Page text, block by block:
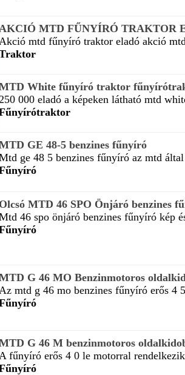
MTD FŰNYÍRÓ TRAKTOR
mtd fűnyíró traktor eladó akció
White fűnyíró traktor
000 eladó a képeken látható mtd
GE 48-5 benzines fűnyíró
ge 48 5 benzines fűnyíró az mtd
Olcsó MTD 46 SPO Önjáró benzines
46 spo önjáró benzines fűnyíró kép
G 46 MO Benzinmotoros
mtd g 46 mo benzines fűnyíró erős 4
G 46 M benzinmotoros
fűnyíró erős 4 0 le motorral